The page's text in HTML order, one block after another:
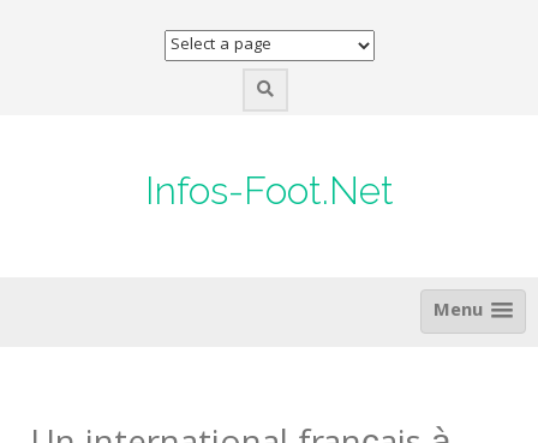
Infos-Foot.Net
Menu